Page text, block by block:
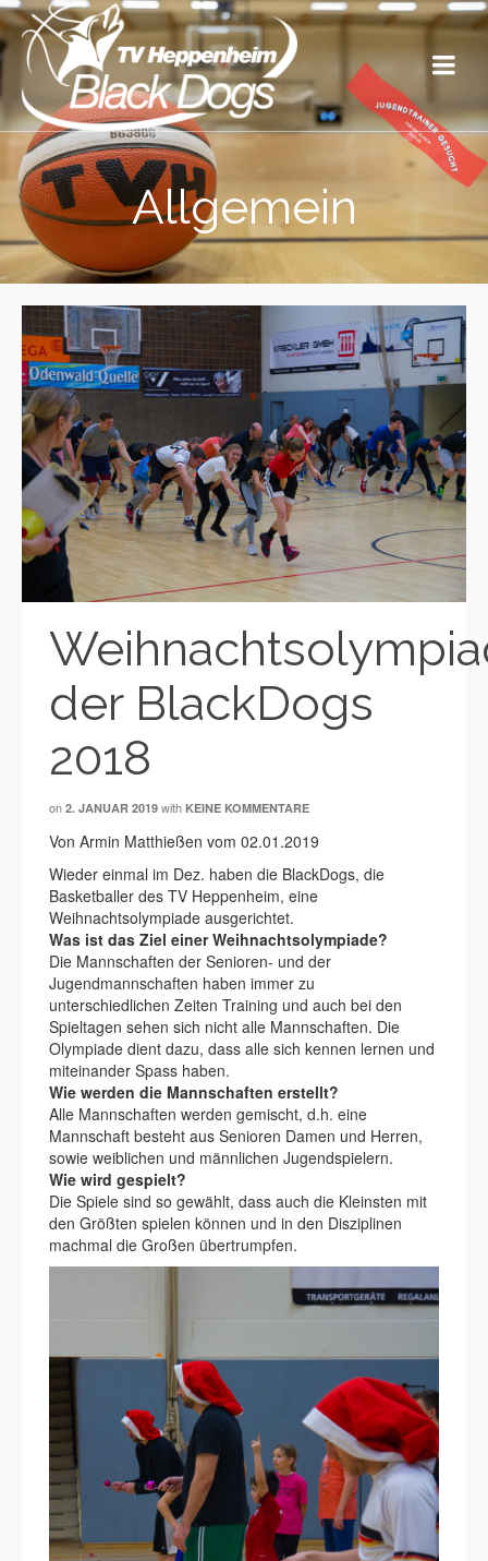
Allgemein
der BlackDogs
2018
on 2. JANUAR 2019 with KEINE KOMMENTARE
Von Armin Matthießen vom 02.01.2019
Wieder einmal im Dez. haben die BlackDogs, die
Basketballer des TV Heppenheim, eine
Weihnachtsolympiade ausgerichtet.
Was ist das Ziel einer Weihnachtsolympiade?
Die Mannschaften der Senioren- und der
Jugendmannschaften haben immer zu
unterschiedlichen Zeiten Training und auch bei den
Spieltagen sehen sich nicht alle Mannschaften. Die
Olympiade dient dazu, dass alle sich kennen lernen und
miteinander Spass haben.
Wie werden die Mannschaften erstellt?
Alle Mannschaften werden gemischt, d.h. eine
Mannschaft besteht aus Senioren Damen und Herren,
sowie weiblichen und männlichen Jugendspielern.
Wie wird gespielt?
Die Spiele sind so gewählt, dass auch die Kleinsten mit
den Größten spielen können und in den Disziplinen
machmal die Großen übertrumpfen.